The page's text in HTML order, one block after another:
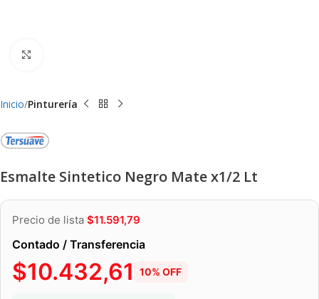
Inicio Pinturería
Esmalte Sintetico Negro Mate x1/2 Lt
Precio de lista $11.591,79
Contado / Transferencia
$10.432,61 10% OFF